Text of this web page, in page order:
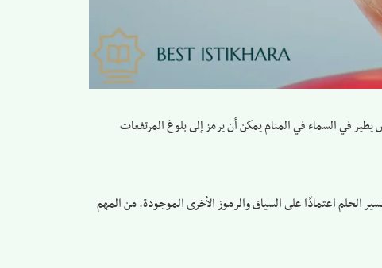
يطير في السماء في المنام يمكن أن يرمز إلى بلوغ المرتفعات
الحلم اعتمادًا على السياق والرموز الأخرى الموجودة. من المهم